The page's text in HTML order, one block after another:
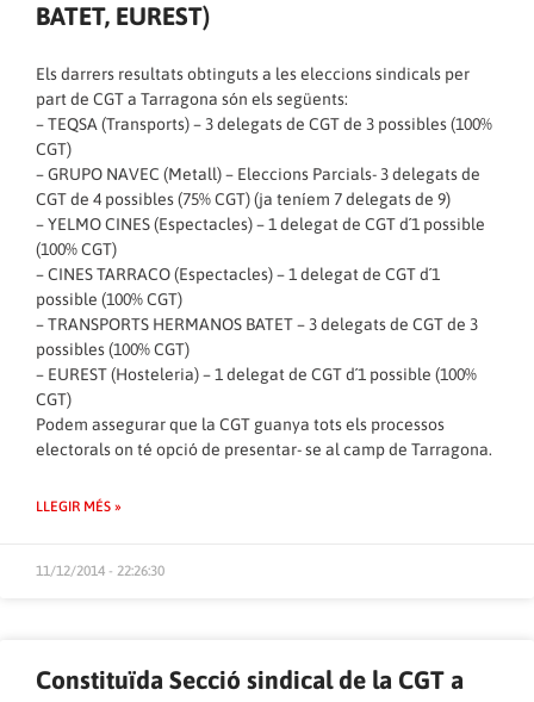
BATET, EUREST)
Els darrers resultats obtinguts a les eleccions sindicals per
part de CGT a Tarragona són els següents:
– TEQSA (Transports) – 3 delegats de CGT de 3 possibles (100%
CGT)
– GRUPO NAVEC (Metall) – Eleccions Parcials- 3 delegats de
CGT de 4 possibles (75% CGT) (ja teníem 7 delegats de 9)
– YELMO CINES (Espectacles) – 1 delegat de CGT d´1 possible
(100% CGT)
– CINES TARRACO (Espectacles) – 1 delegat de CGT d´1
possible (100% CGT)
– TRANSPORTS HERMANOS BATET – 3 delegats de CGT de 3
possibles (100% CGT)
– EUREST (Hosteleria) – 1 delegat de CGT d´1 possible (100%
CGT)
Podem assegurar que la CGT guanya tots els processos
electorals on té opció de presentar- se al camp de Tarragona.
LLEGIR MÉS »
11/12/2014 - 22:26:30
Constituïda Secció sindical de la CGT a